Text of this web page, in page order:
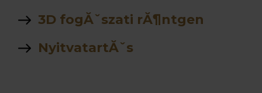
3D fogĂˇszati rĂ¶ntgen
NyitvatartĂˇs